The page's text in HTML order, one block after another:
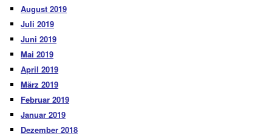
August 2019
Juli 2019
Juni 2019
Mai 2019
April 2019
März 2019
Februar 2019
Januar 2019
Dezember 2018